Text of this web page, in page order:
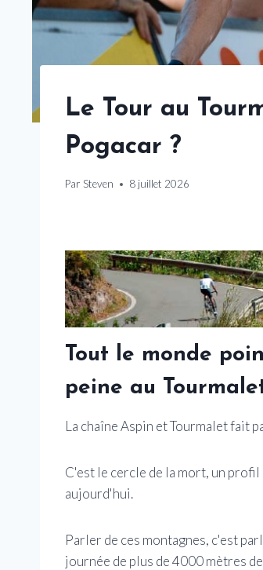
Le Tour au
Pogacar ?
Par Steven 8 juillet 2026
Tout le monde
peine au
La chaîne Aspin et Tourmalet fait
C'est le cercle de la mort, un
aujourd'hui.
Parler de ces montagnes, c'est
journée de plus de 4000 mètres